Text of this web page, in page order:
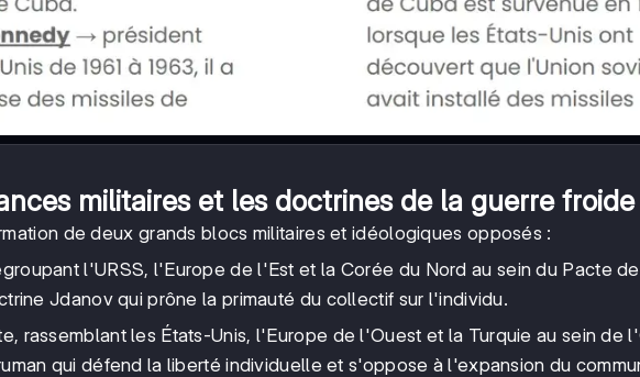
militaires et les doctrines de la guerre froide
de deux grands blocs militaires et idéologiques opposés :
l'URSS, l'Europe de l'Est et la Corée du Nord au sein du Pacte
Jdanov qui prône la primauté du collectif sur l'individu.
rassemblant les États-Unis, l'Europe de l'Ouest et la Turquie au sein de
qui défend la liberté individuelle et s'oppose à l'expansion du